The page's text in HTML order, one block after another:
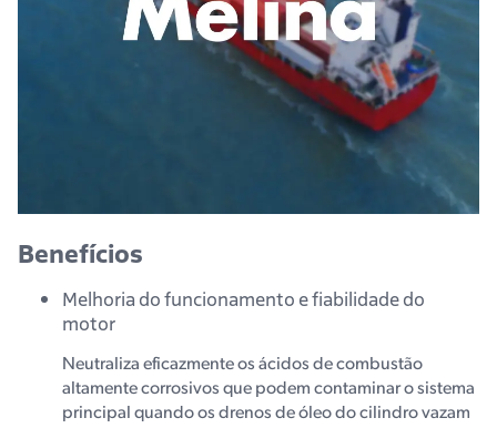
Benefícios
Melhoria do funcionamento e fiabilidade do
motor
Neutraliza eficazmente os ácidos de combustão
altamente corrosivos que podem contaminar o sistema
principal quando os drenos de óleo do cilindro vazam